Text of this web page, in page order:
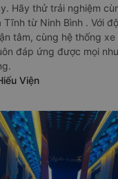
Hãy thử trải nghiệm
Tĩnh từ Ninh Bình . Với
tâm, cùng hệ thống
đáp ứng được mọi
Viện